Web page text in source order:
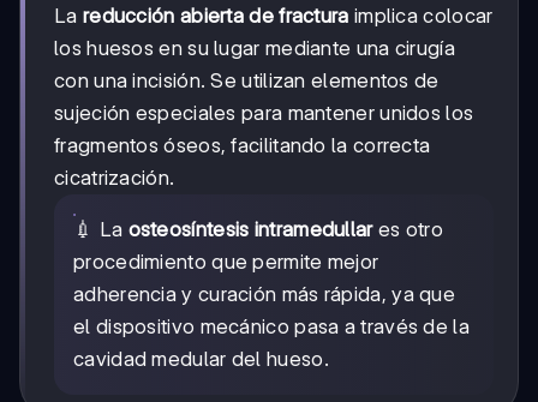
La reducción abierta de fractura implica colocar
los huesos en su lugar mediante una cirugía
con una incisión. Se utilizan elementos de
sujeción especiales para mantener unidos los
fragmentos óseos, facilitando la correcta
cicatrización.
💉 La osteosíntesis intramedullares otro
procedimiento que permite mejor
adherencia y curación más rápida, ya que
el dispositivo mecánico pasa a través de la
cavidad medular del hueso.